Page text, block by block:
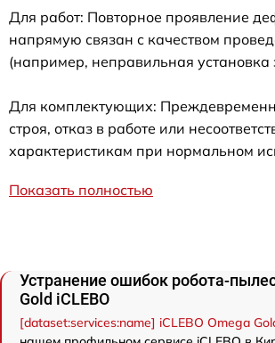
Для работ: Повторное проявление
напрямую связан с качеством
(например, неправильная установка
Для комплектующих:
строя, отказ в работе или
характеристикам при нормальном
Показать полностью
Устранение ошибок робота-
Gold iCLEBO
[dataset:services:name] iCLEBO Omega